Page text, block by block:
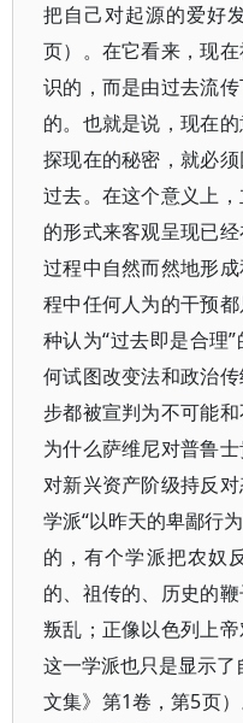
把自己对起源的爱好
页）。在它看来，现
识的，而是由过去流
的。也就是说，现在
探现在的秘密，就必
过去。在这个意义上
的形式来客观呈现已
过程中自然而然地形
程中任何人为的干预
种认为“过去即是合理
何试图改变法和政治
步都被宣判为不可能
为什么萨维尼对普鲁
对新兴资产阶级持反
学派“以昨天的卑鄙行
的，有个学派把农
的、祖传的、历史的
叛乱；正像以色列上
这一学派也只是显示
文集》第1卷，第5页